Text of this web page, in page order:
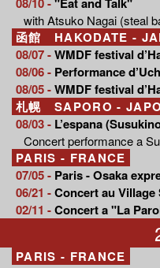
with Atsuko Nagai (steal
函館 HAKODATE -
08/07 -WMDF festival
08/06 - Performance
08/05 -WMDF festival
札幌 SAPORO -
08/03 - L’espana
Concert performance a
PARIS - FRANCE
07/05 - Paris - Osaka
06/21 -Concert au Village
02/11 -Concert a "La
PARIS - FRANCE